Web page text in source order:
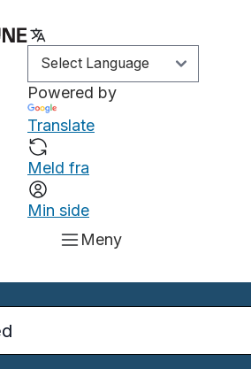
Powered by
Translate
Meld fra
Min side
Meny